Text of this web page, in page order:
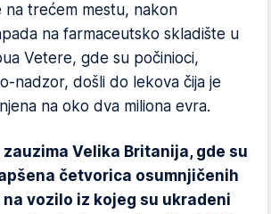
na trećem mestu, nakon
na farmaceutsko skladište u
Vetere, gde su počinioci,
nadzor, došli do lekova čija je
na oko dva miliona evra.
Velika Britanija, gde su
četvorica osumnjičenih
vozilo iz kojeg su ukradeni